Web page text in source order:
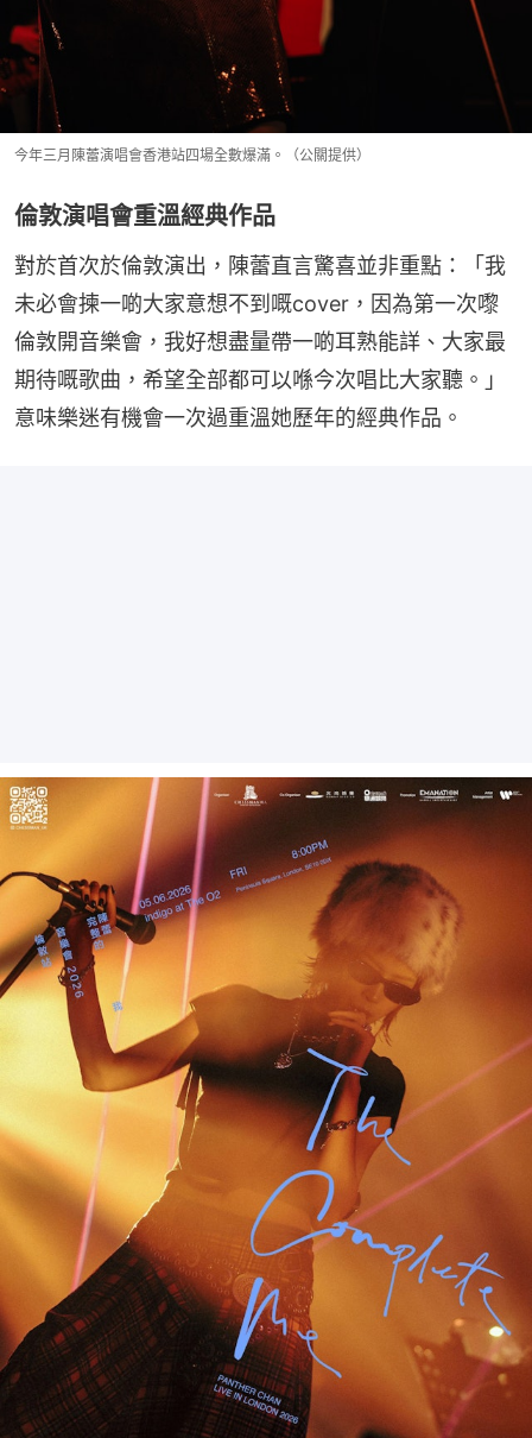
今年三月陳蕾演唱會香港站四場全數爆滿。（公關提供）
倫敦演唱會重溫經典作品
對於首次於倫敦演出，陳蕾直言驚喜並非重點：「我
未必會揀一啲大家意想不到嘅cover，因為第一次嚟
倫敦開音樂會，我好想盡量帶一啲耳熟能詳、大家最
期待嘅歌曲，希望全部都可以喺今次唱比大家聽。」
意味樂迷有機會一次過重溫她歷年的經典作品。